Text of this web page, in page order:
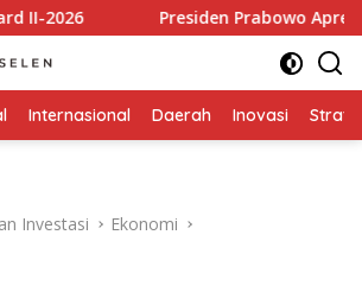
Presiden Prabowo Apresiasi Riset
Internasional Daerah Inovasi
Investasi Ekonomi